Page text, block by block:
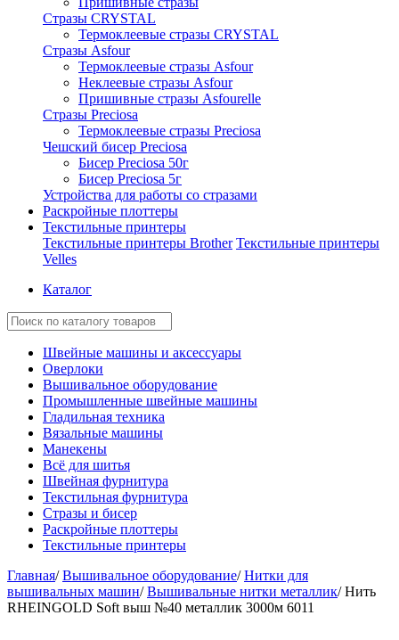
Стразы CRYSTAL
Термоклеевые стразы CRYSTAL
Стразы Asfour
Термоклеевые стразы Asfour
Неклеевые стразы Asfour
Пришивные стразы Asfourelle
Стразы Preciosa
Термоклеевые стразы Preciosa
Чешский бисер Preciosa
Бисер Preciosa 50г
Бисер Preciosa 5г
Устройства для работы со стразами
Раскройные плоттеры
Текстильные принтеры
Текстильные принтеры Brother Текстильные принтеры
Velles
Каталог
Швейные машины и аксессуары
Оверлоки
Вышивальное оборудование
Промышленные швейные машины
Гладильная техника
Вязальные машины
Манекены
Всё для шитья
Швейная фурнитура
Текстильная фурнитура
Стразы и бисер
Раскройные плоттеры
Текстильные принтеры
Главная/ Вышивальное оборудование/ Нитки для
вышивальных машин/ Вышивальные нитки металлик/ Нить
RHEINGOLD Soft выш №40 металлик 3000м 6011